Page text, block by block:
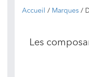
Accueil / Marques /
Les